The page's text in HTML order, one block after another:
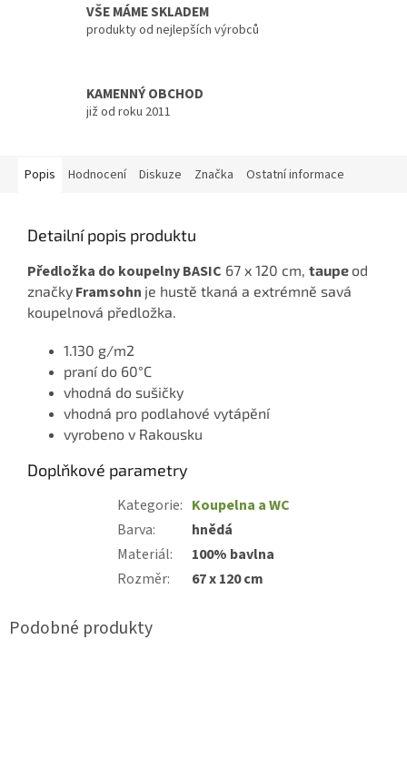
VŠE MÁME SKLADEM
produkty od nejlepších výrobců
KAMENNÝ OBCHOD
již od roku 2011
Popis Hodnocení Diskuze Značka Ostatní informace
Detailní popis produktu
Předložka do koupelny BASIC 67 x 120 cm, taupe od
značky Framsohn je hustě tkaná a extrémně savá
koupelnová předložka.
1.130 g/m2
praní do 60°C
vhodná do sušičky
vhodná pro podlahové vytápění
vyrobeno v Rakousku
Doplňkové parametry
Kategorie: Koupelna a WC
Barva:
hnědá
Materiál:
100% bavlna
Rozměr: 67 x 120 cm